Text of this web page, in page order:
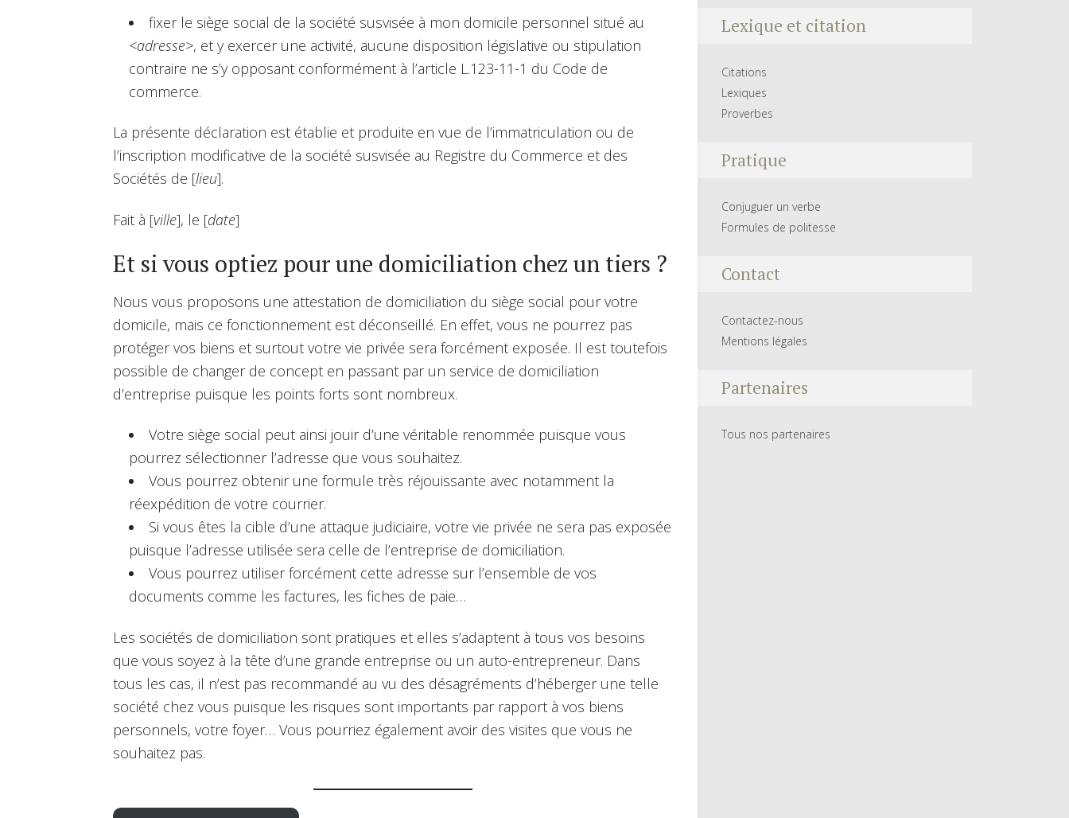
fixer le siège social de la société susvisée à mon domicile personnel situé au
<adresse>, et y exercer une activité, aucune disposition législative ou stipulation
contraire ne s’y opposant conformément à l’article L.123-11-1 du Code de
commerce.
La présente déclaration est établie et produite en vue de l’immatriculation ou de
l’inscription modificative de la société susvisée au Registre du Commerce et des
Sociétés de [lieu].
Fait à [ville], le [date]
Et si vous optiez pour une domiciliation chez un tiers ?
Nous vous proposons une attestation de domiciliation du siège social pour votre
domicile, mais ce fonctionnement est déconseillé. En effet, vous ne pourrez pas
protéger vos biens et surtout votre vie privée sera forcément exposée. Il est toutefois
possible de changer de concept en passant par un service de domiciliation
d’entreprise puisque les points forts sont nombreux.
Votre siège social peut ainsi jouir d’une véritable renommée puisque vous
pourrez sélectionner l’adresse que vous souhaitez.
Vous pourrez obtenir une formule très réjouissante avec notamment la
réexpédition de votre courrier.
Si vous êtes la cible d’une attaque judiciaire, votre vie privée ne sera pas exposée
puisque l’adresse utilisée sera celle de l’entreprise de domiciliation.
Vous pourrez utiliser forcément cette adresse sur l’ensemble de vos
documents comme les factures, les fiches de paie…
Les sociétés de domiciliation sont pratiques et elles s’adaptent à tous vos besoins
que vous soyez à la tête d’une grande entreprise ou un auto-entrepreneur. Dans
tous les cas, il n’est pas recommandé au vu des désagréments d’héberger une telle
société chez vous puisque les risques sont importants par rapport à vos biens
personnels, votre foyer… Vous pourriez également avoir des visites que vous ne
souhaitez pas.
Lexique et citation
Citations
Lexiques
Proverbes
Pratique
Conjuguer un verbe
Formules de politesse
Contact
Contactez-nous
Mentions légales
Partenaires
Tous nos partenaires